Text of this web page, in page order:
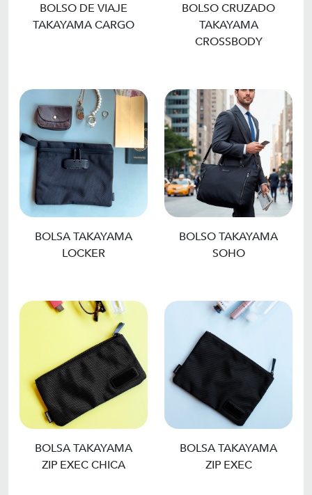
BOLSO DE VIAJE
TAKAYAMA CARGO
BOLSO CRUZADO
TAKAYAMA
CROSSBODY
BOLSA TAKAYAMA
LOCKER
BOLSO TAKAYAMA
SOHO
BOLSA TAKAYAMA
ZIP EXEC CHICA
BOLSA TAKAYAMA
ZIP EXEC